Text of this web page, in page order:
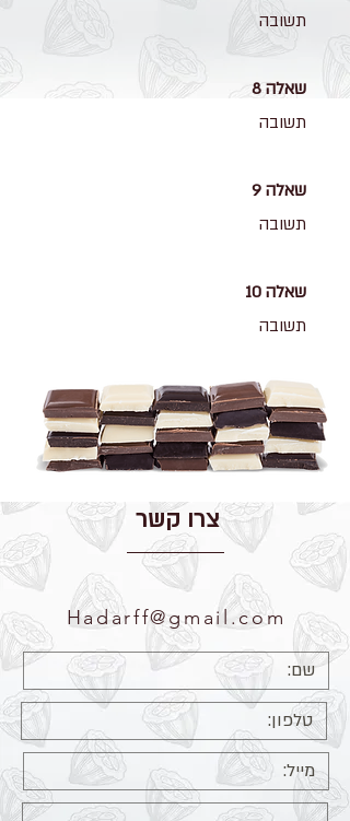
תשובה
שאלה 8
תשובה
שאלה 9
תשובה
שאלה 10
תשובה
צרו קשר
Hadarff@gmail.com